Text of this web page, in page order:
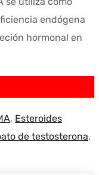
endógena
hormonal en
, Esteroides
de testosterona,